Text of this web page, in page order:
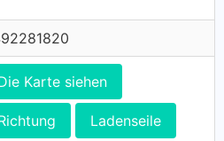
Karte siehen
Ladenseile